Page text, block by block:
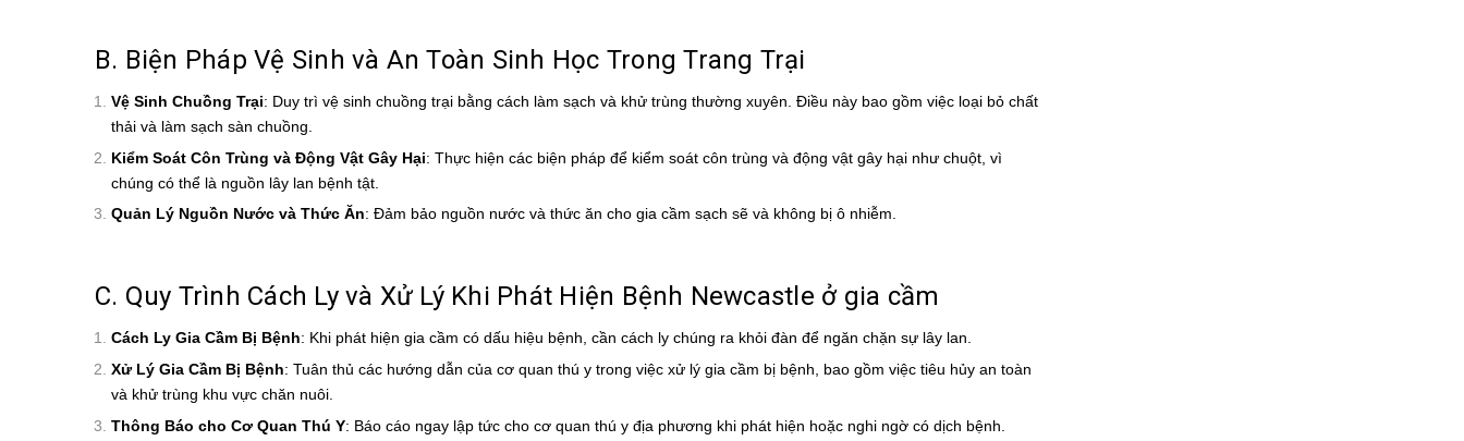
B. Biện Pháp Vệ Sinh và An Toàn Sinh Học Trong Trang Trại
Vệ Sinh Chuồng Trại: Duy trì vệ sinh chuồng trại bằng cách làm sạch và khử trùng thường xuyên. Điều này bao gồm việc loại bỏ chất
thải và làm sạch sàn chuồng.
Kiểm Soát Côn Trùng và Động Vật Gây Hại: Thực hiện các biện pháp để kiểm soát côn trùng và động vật gây hại như chuột, vì
chúng có thể là nguồn lây lan bệnh tật.
Quản Lý Nguồn Nước và Thức Ăn: Đảm bảo nguồn nước và thức ăn cho gia cầm sạch sẽ và không bị ô nhiễm.
C. Quy Trình Cách Ly và Xử Lý Khi Phát Hiện Bệnh Newcastle ở gia cầm
Cách Ly Gia Cầm Bị Bệnh: Khi phát hiện gia cầm có dấu hiệu bệnh, cần cách ly chúng ra khỏi đàn để ngăn chặn sự lây lan.
Xử Lý Gia Cầm Bị Bệnh: Tuân thủ các hướng dẫn của cơ quan thú y trong việc xử lý gia cầm bị bệnh, bao gồm việc tiêu hủy an toàn
và khử trùng khu vực chăn nuôi.
Thông Báo cho Cơ Quan Thú Y: Báo cáo ngay lập tức cho cơ quan thú y địa phương khi phát hiện hoặc nghi ngờ có dịch bệnh.